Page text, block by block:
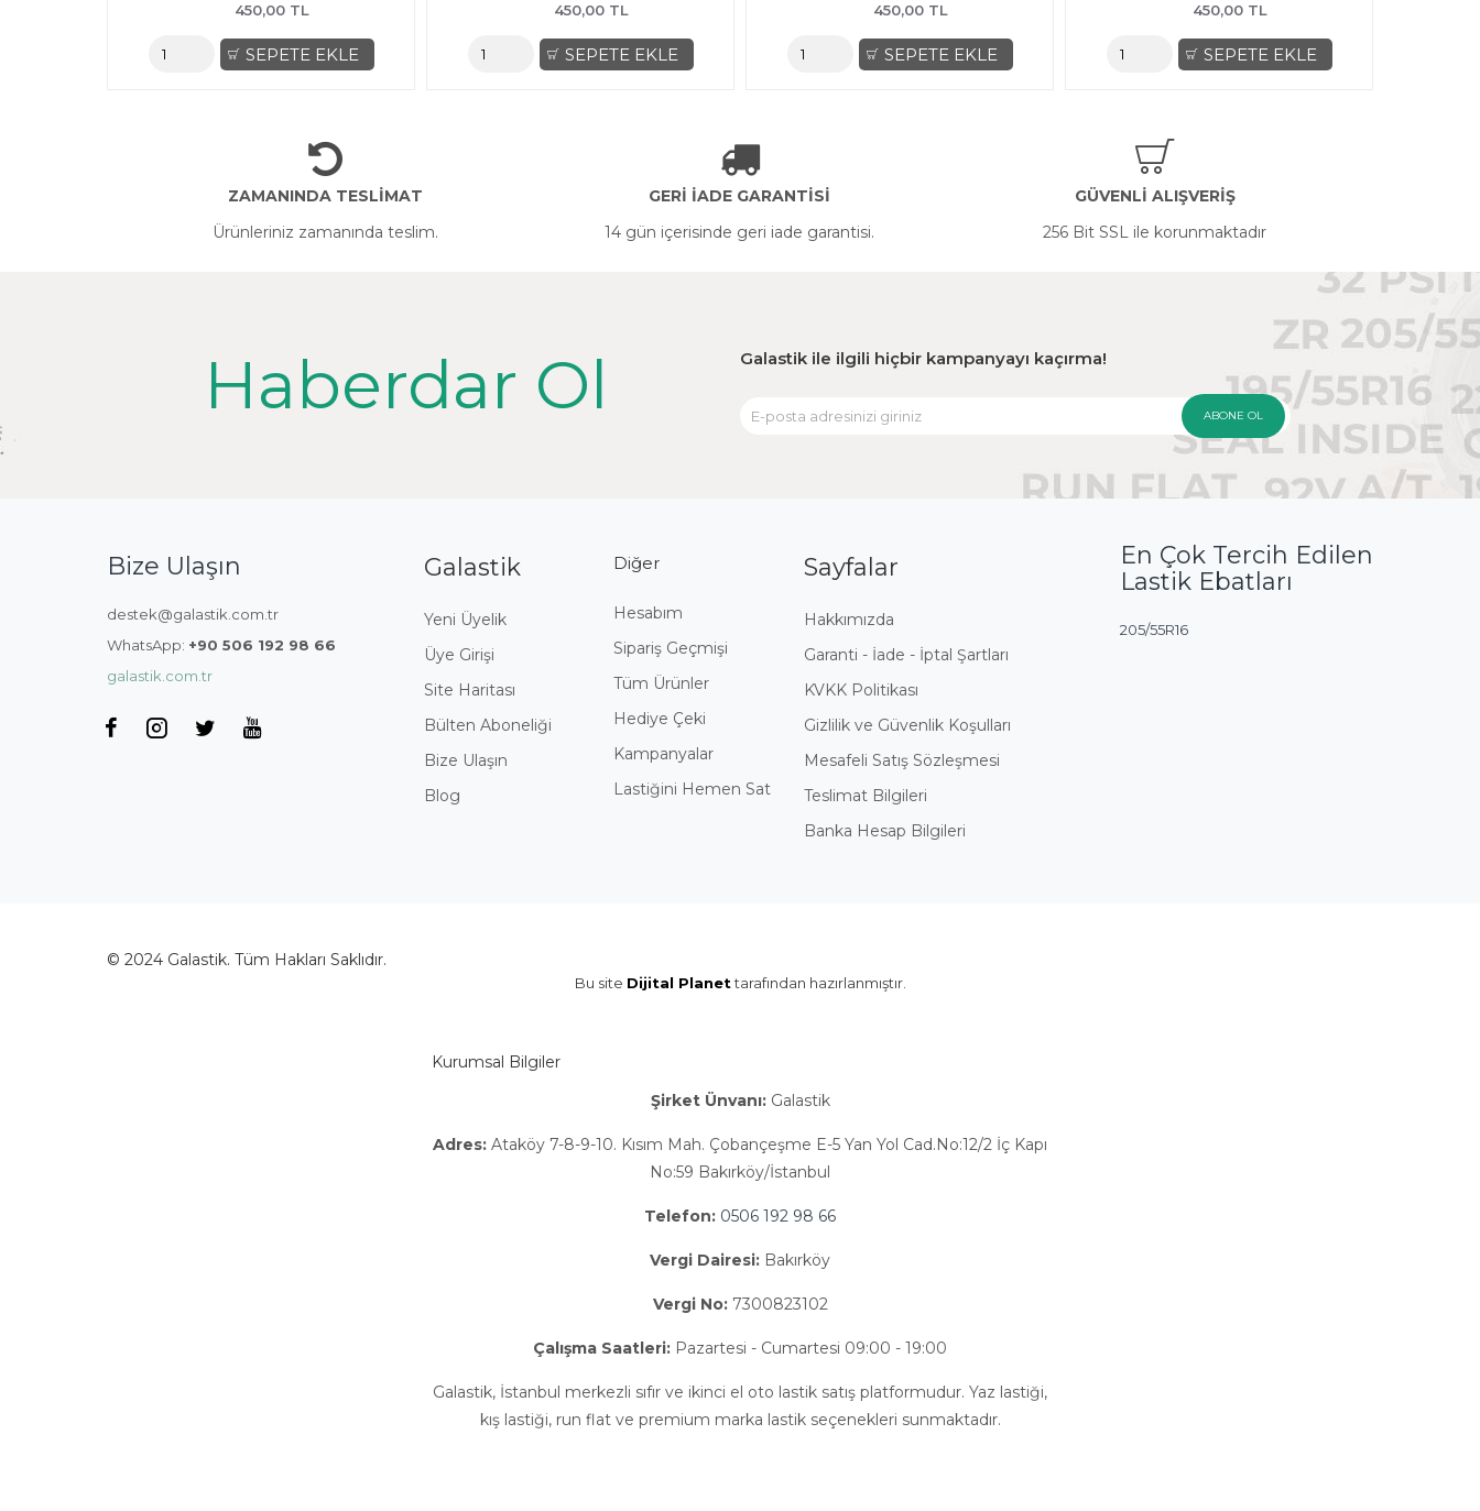
450,00 TL
SEPETE EKLE
450,00 TL
SEPETE EKLE
450,00 TL
SEPETE EKLE
450,00 TL
SEPETE EKLE
ZAMANINDA TESLİMAT
Ürünleriniz zamanında teslim.
GERİ İADE GARANTİSİ
14 gün içerisinde geri iade garantisi.
GÜVENLİ ALIŞVERİŞ
256 Bit SSL ile korunmaktadır
Haberdar Ol Galastik ile ilgili hiçbir kampanyayı kaçırma!
ABONE OL
Bize Ulaşın
destek@galastik.com.tr
WhatsApp: +90 506 192 98 66
galastik.com.tr
Galastik
Yeni Üyelik
Üye Girişi
Site Haritası
Bülten Aboneliği
Bize Ulaşın
Blog
Diğer
Hesabım
Sipariş Geçmişi
Tüm Ürünler
Hediye Çeki
Kampanyalar
Lastiğini Hemen Sat
Sayfalar
Hakkımızda
Garanti - İade - İptal Şartları
KVKK Politikası
Gizlilik ve Güvenlik Koşulları
Mesafeli Satış Sözleşmesi
Teslimat Bilgileri
Banka Hesap Bilgileri
En Çok Tercih Edilen
Lastik Ebatları
205/55R16
© 2024 Galastik. Tüm Hakları Saklıdır.
Bu site Dijital Planettarafından hazırlanmıştır.
Kurumsal Bilgiler
Şirket Ünvanı:Galastik
Adres: Ataköy 7-8-9-10. Kısım Mah. Çobançeşme E-5 Yan Yol Cad.No:12/2 İç Kapı
No:59 Bakırköy/İstanbul
Telefon: 0506 192 98 66
Vergi Dairesi: Bakırköy
Vergi No:7300823102
Çalışma Saatleri: Pazartesi - Cumartesi 09:00 - 19:00
Galastik, İstanbul merkezli sıfır ve ikinci el oto lastik satış platformudur. Yaz lastiği,
kış lastiği, run flat ve premium marka lastik seçenekleri sunmaktadır.